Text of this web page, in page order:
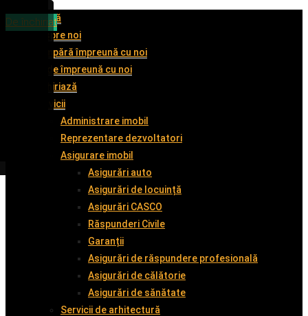
Acasă
Despre noi
Cumpără împreună cu noi
Vinde împreună cu noi
Închiriază
Servicii
Administrare imobil
Reprezentare dezvoltatori
Asigurare imobil
Asigurări auto
Asigurări de locuință
Asigurări CASCO
Răspunderi Civile
Garanții
Asigurări de răspundere profesională
Asigurări de călătorie
Asigurări de sănătate
Servicii de arhitectură
De închiriat
De închiriat
De închiriat
De închiriat